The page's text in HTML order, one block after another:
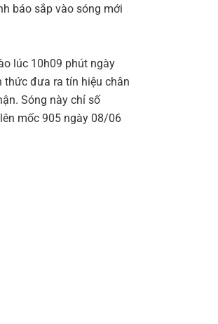
báo sắp vào sóng mới
lúc 10h09 phút ngày
thức đưa ra tín hiệu chân
Sóng này chỉ số
mốc 905 ngày 08/06